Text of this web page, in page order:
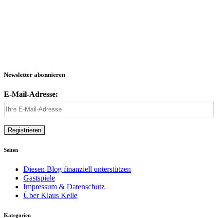
Newsletter abonnieren
E-Mail-Adresse:
Seiten
Diesen Blog finanziell unterstützen
Gastspiele
Impressum & Datenschutz
Über Klaus Kelle
Kategorien